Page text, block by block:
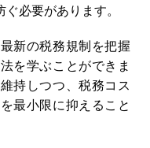
必要があります。
新の税務規制を把握
を学ぶことができま
持しつつ、税務コス
最小限に抑えること